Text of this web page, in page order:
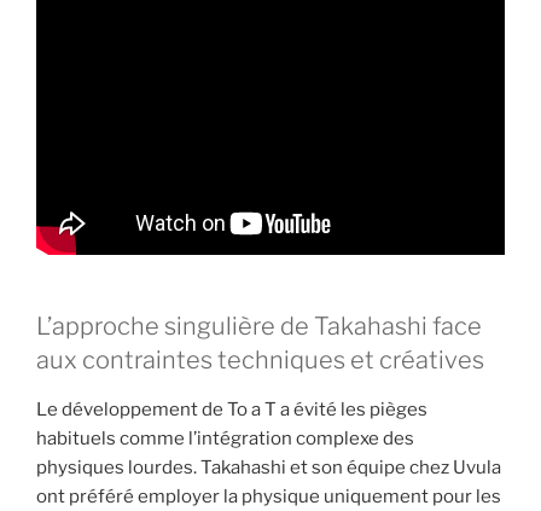
L’approche singulière de Takahashi face
aux contraintes techniques et créatives
Le développement de To a T a évité les pièges
habituels comme l’intégration complexe des
physiques lourdes. Takahashi et son équipe chez Uvula
ont préféré employer la physique uniquement pour les